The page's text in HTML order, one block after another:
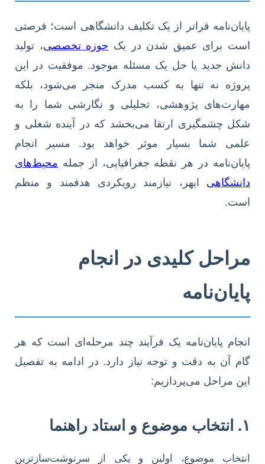
پایان‌نامه فراتر از یک تکلیف دانشگاهی است؛ فرصتی
است برای عمیق شدن در یک حوزه تخصصی، تولید
دانش جدید یا حل یک مسئله موجود. موفقیت در این
پروژه نه تنها به کسب مدرک منجر می‌شود، بلکه
مهارت‌های پژوهشی، تحلیلی و نگارشی شما را به
شکل چشمگیری ارتقا می‌بخشد که در آینده شغلی و
علمی شما بسیار موثر خواهد بود. مسیر انجام
پایان‌نامه در هر نقطه جغرافیایی، از جمله محیط‌های
دانشگاهی ابهر، نیازمند رویکردی هدفمند و منظم
است.
مراحل کلیدی در انجام
پایان‌نامه
انجام پایان‌نامه یک فرآیند چند مرحله‌ای است که هر
گام آن به دقت و توجه نیاز دارد. در ادامه به تفصیل
این مراحل می‌پردازیم:
۱. انتخاب موضوع و استاد راهنما
انتخاب موضوع، اولین و یکی از سرنوشت‌سازترین